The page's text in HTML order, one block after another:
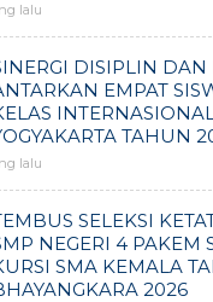
lalu
DISIPLIN DAN
EMPAT
TAHUN
lalu
SELEKSI
NEGERI 4 PAKEM
SMA KEMALA
2026